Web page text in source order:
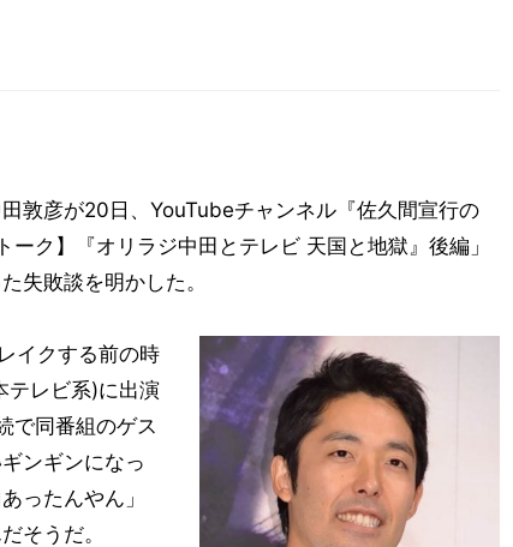
敦彦が20日、YouTubeチャンネル『佐久間宣行の
ク】『オリラジ中田とテレビ 天国と地獄』後編」
失敗談を明かした。
イクする前の時
テレビ系)に出演
で同番組のゲス
ンギンになっ
ったんやん」
そうだ。